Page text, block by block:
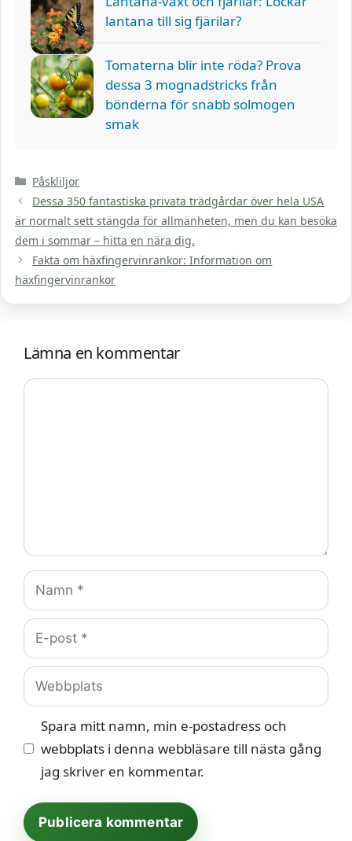
lantana till sig fjärilar?
Tomaterna blir inte röda? Prova
dessa 3 mognadstricks från
bönderna för snabb solmogen
smak
Kategorier
Påskliljor
Dessa 350 fantastiska privata trädgårdar över hela USA
är normalt sett stängda för allmänheten, men du kan besöka
dem i sommar – hitta en nära dig.
Fakta om häxfingervinrankor: Information om
häxfingervinrankor
Lämna en kommentar
Kommentar
Namn
E-
post
Webbplats
Spara mitt namn, min e-postadress och
webbplats i denna webbläsare till nästa gång
jag skriver en kommentar.